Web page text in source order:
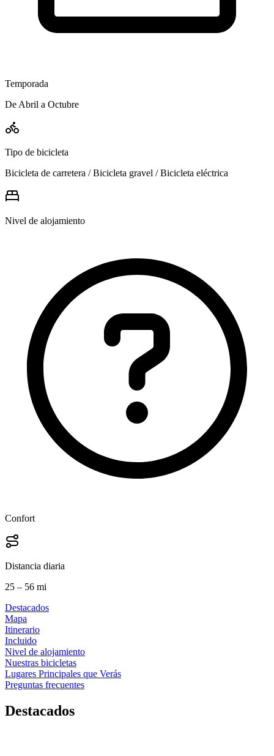
Temporada
De Abril a Octubre
Tipo de bicicleta
Bicicleta de carretera / Bicicleta gravel / Bicicleta eléctrica
Nivel de alojamiento
Confort
Distancia diaria
25 – 56 mi
Destacados
Mapa
Itinerario
Incluido
Nivel de alojamiento
Nuestras bicicletas
Lugares Principales que Verás
Preguntas frecuentes
Destacados